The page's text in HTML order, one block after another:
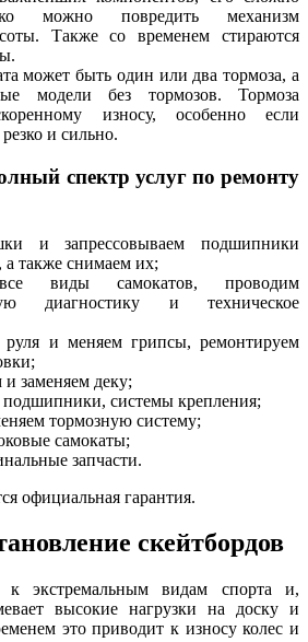
можно повредить механизм
Также со временем стираются
может быть один или два тормоза, а
модели без тормозов. Тормоза
износу, особенно если
и сильно.
спектр услуг по ремонту
и запрессовываем подшипники
а также снимаем их;
виды самокатов, проводим
диагностику и техническое
и меняем грипсы, ремонтируем
заменяем деку;
подшипники, системы крепления;
тормозную систему;
самокаты;
запчасти.
официальная гарантия.
скейтбордов
к экстремальным видам спорта и,
высокие нагрузки на доску и
это приводит к износу колес и